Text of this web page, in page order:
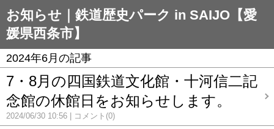
お知らせ｜鉄道歴史パーク in SAIJO【愛
媛県西条市】
2024年6月の記事
7・8月の四国鉄道文化館・十河信二記
念館の休館日をお知らせします。
2024/06/30 10:56 コメント(0)